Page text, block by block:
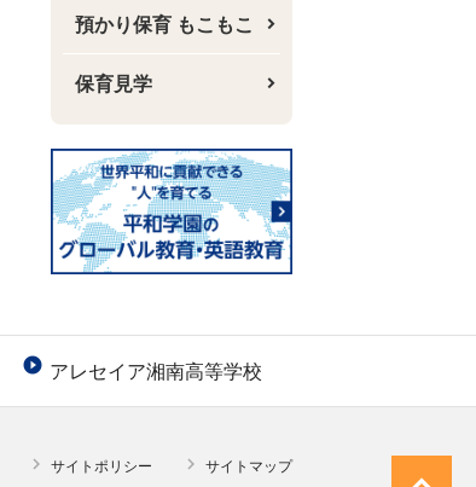
預かり保育 もこもこ
保育見学
 アレセイア湘南高等学校
 サイトポリシー  サイトマップ